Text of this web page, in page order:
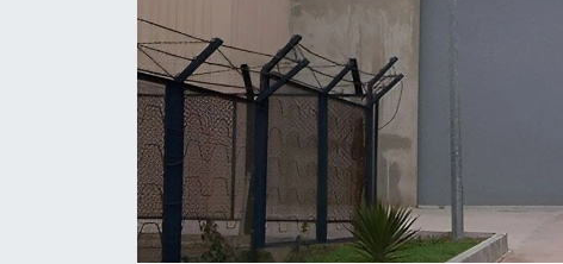
MAGAZİN
ÖZEL HABER
YAZAR KÖŞESİ
SİYASET